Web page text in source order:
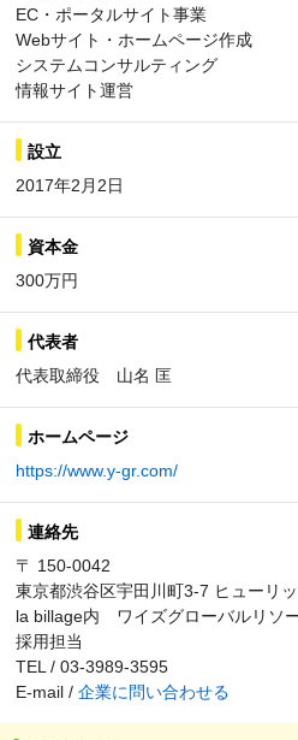
EC・ポータルサイト事業
Webサイト・ホームページ作成
システムコンサルティング
情報サイト運営
設立
2017年2月2日
資本金
300万円
代表者
代表取締役 山名 匡
ホームページ
https://www.y-gr.com/
連絡先
〒 150-0042
東京都渋谷区宇田川町3-7 ヒューリ
la billage内 ワイズグローバルリソ
採用担当
TEL / 03-3989-3595
E-mail / 企業に問い合わせる